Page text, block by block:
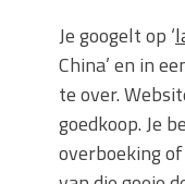
kopen
Verbouwen? Sla
Waar let je op
Je googelt op ‘
China’ en in
te over.
goedkoop. Je
overboeking